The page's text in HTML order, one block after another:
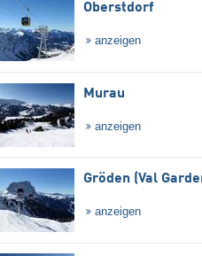
Oberstdorf
anzeigen
Murau
anzeigen
Gröden (Val
anzeigen